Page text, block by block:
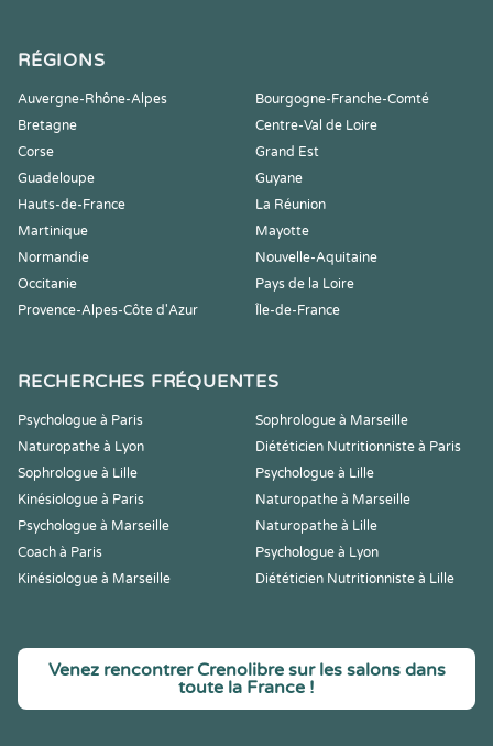
RÉGIONS
Auvergne-Rhône-Alpes
Bourgogne-Franche-Comté
Bretagne
Centre-Val de Loire
Corse
Grand Est
Guadeloupe
Guyane
Hauts-de-France
La Réunion
Martinique
Mayotte
Normandie
Nouvelle-Aquitaine
Occitanie
Pays de la Loire
Provence-Alpes-Côte d'Azur
Île-de-France
RECHERCHES FRÉQUENTES
Psychologue à Paris
Sophrologue à Marseille
Naturopathe à Lyon
Diététicien Nutritionniste à Paris
Sophrologue à Lille
Psychologue à Lille
Kinésiologue à Paris
Naturopathe à Marseille
Psychologue à Marseille
Naturopathe à Lille
Coach à Paris
Psychologue à Lyon
Kinésiologue à Marseille
Diététicien Nutritionniste à Lille
Venez rencontrer Crenolibre sur les salons dans
toute la France !